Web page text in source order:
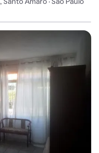
Amaro · São Paulo